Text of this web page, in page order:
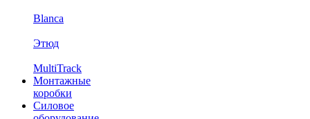
Blanca
Этюд
MultiTrack
Монтажные
коробки
Силовое